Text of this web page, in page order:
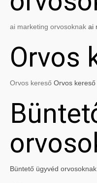
ai marketing orvosoknak ai
Orvos
Orvos kereső Orvos kereső
Büntető ügyvéd orvosoknak